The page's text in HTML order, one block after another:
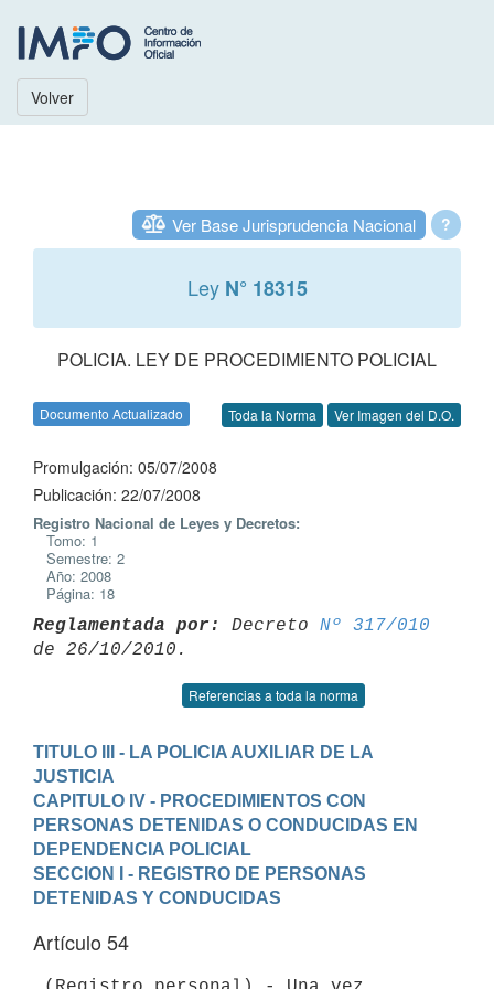
Volver
?
Ver Base Jurisprudencia Nacional
Ley N° 18315
POLICIA. LEY DE PROCEDIMIENTO POLICIAL
Documento Actualizado Toda la Norma Ver Imagen del D.O.
Promulgación: 05/07/2008
Publicación: 22/07/2008
Registro Nacional de Leyes y Decretos:
Tomo: 1
Semestre: 2
Año: 2008
Página: 18
Reglamentada por: Decreto Nº 317/010
Referencias a toda la norma
TITULO III - LA POLICIA AUXILIAR DE LA
JUSTICIA
CAPITULO IV - PROCEDIMIENTOS CON
PERSONAS DETENIDAS O CONDUCIDAS EN
DEPENDENCIA POLICIAL
SECCION I - REGISTRO DE PERSONAS
DETENIDAS Y CONDUCIDAS
Artículo 54